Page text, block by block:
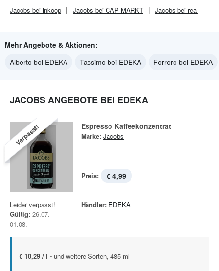
Jacobs bei inkoop
Jacobs bei CAP MARKT Jacobs bei real
Mehr Angebote & Aktionen:
Alberto bei EDEKA
Tassimo bei EDEKA Ferrero bei EDEKA
JACOBS ANGEBOTE BEI EDEKA
Verpasst! Espresso Kaffeekonzentrat
Marke: Jacobs
Preis: € 4,99
Leider verpasst!
Gültig: 26.07. -
01.08.
Händler: EDEKA
€ 10,29 / l - und weitere Sorten, 485 ml